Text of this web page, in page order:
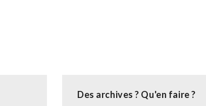
Des archives ? Qu'en faire ?